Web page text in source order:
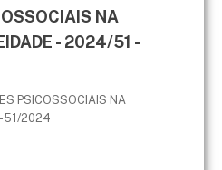
NA
- 2024/51 -
PSICOSSOCIAIS NA
51/2024